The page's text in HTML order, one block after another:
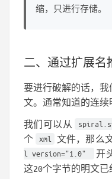
缩，只进行存储。
二、通过扩展名
要进行破解的话，我
文。通常知道的连续
我们可以从
个 xml 文件，那么
l version="1.0"
开
这20个字节的明文已